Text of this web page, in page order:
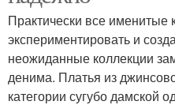
Практически все
экспериментировать и
неожиданные коллекции
денима. Платья из
категории сугубо дамской